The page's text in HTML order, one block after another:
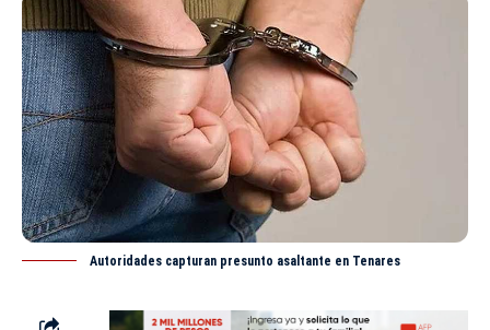
Autoridades capturan presunto asaltante en Tenares